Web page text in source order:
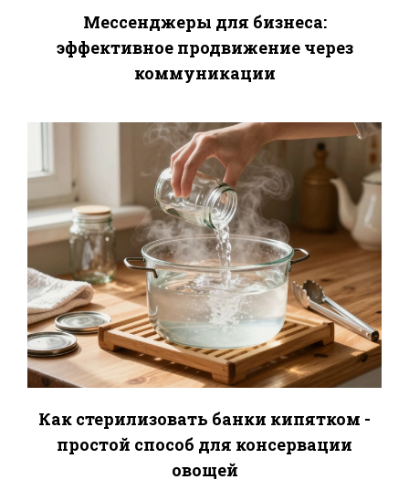
Мессенджеры для бизнеса:
эффективное продвижение через
коммуникации
Как стерилизовать банки кипятком -
простой способ для консервации
овощей